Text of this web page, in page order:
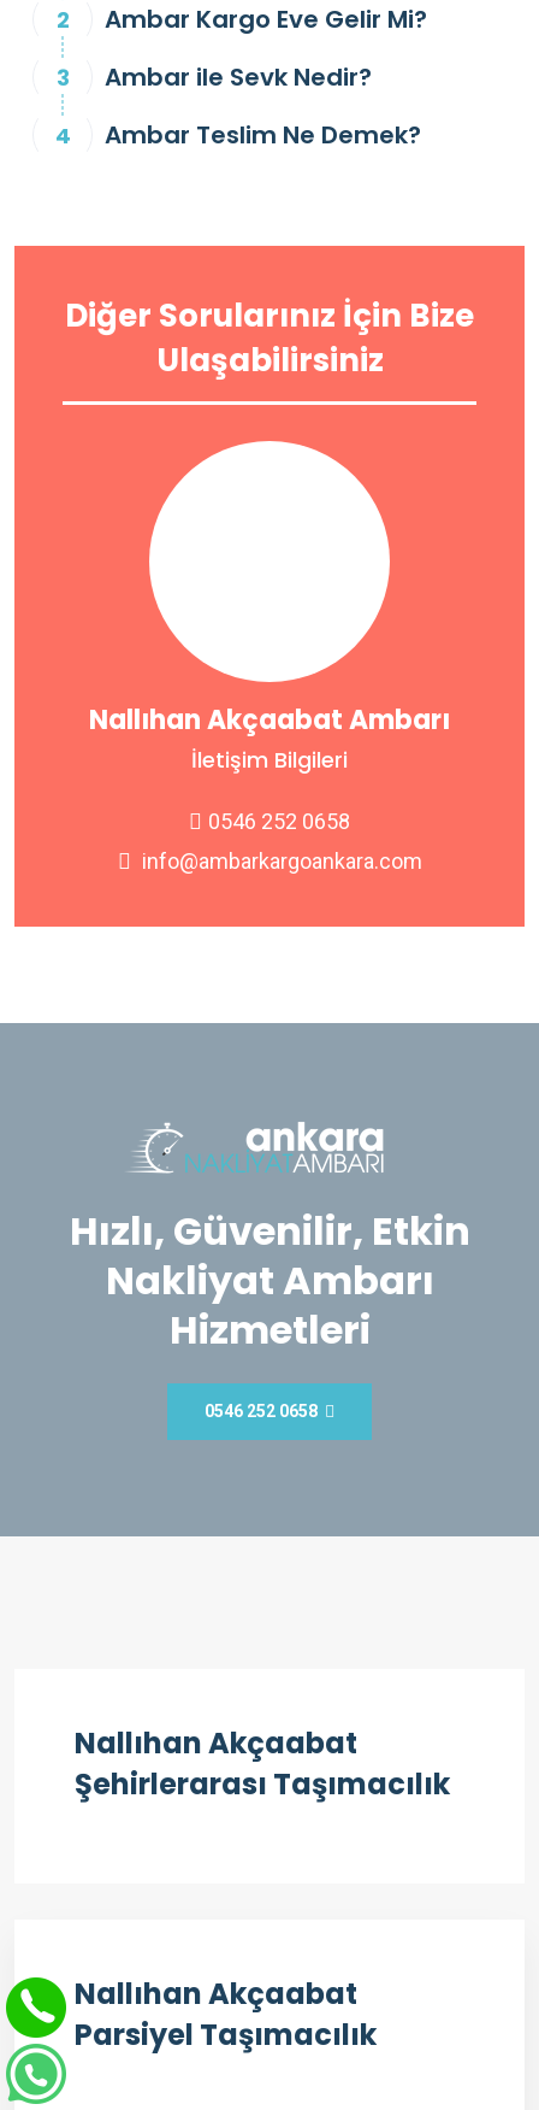
Ambar Kargo Eve Gelir Mi?
Ambar ile Sevk Nedir?
Ambar Teslim Ne Demek?
Diğer Sorularınız İçin Bize
Ulaşabilirsiniz
Nallıhan Akçaabat Ambarı
İletişim Bilgileri
0546 252 0658
info@ambarkargoankara.com
Hızlı, Güvenilir, Etkin
Nakliyat Ambarı
Hizmetleri
0546 252 0658
Nallıhan Akçaabat
Şehirlerarası Taşımacılık
Nallıhan Akçaabat
Parsiyel Taşımacılık